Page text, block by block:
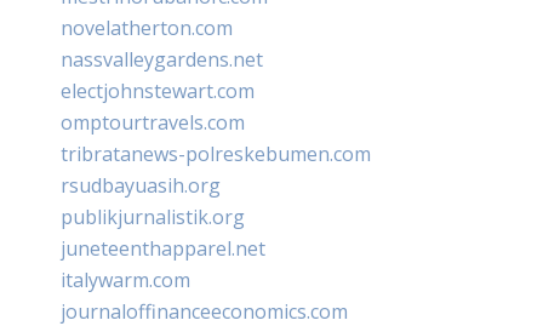
novelatherton.com
nassvalleygardens.net
electjohnstewart.com
omptourtravels.com
tribratanews-polreskebumen.com
rsudbayuasih.org
publikjurnalistik.org
juneteenthapparel.net
italywarm.com
journaloffinanceeconomics.com